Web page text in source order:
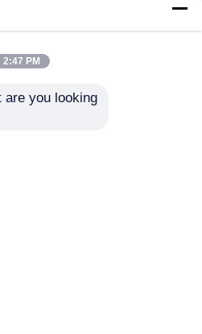
2:47 PM
are you looking